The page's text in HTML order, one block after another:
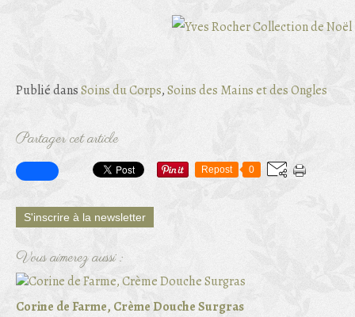
Publié dansSoins du Corps,Soins des Mains et des Ongles
Partager cet article
Repost 0
S'inscrire à la newsletter
Vous aimerez aussi :
Corine de Farme, Crème Douche Surgras